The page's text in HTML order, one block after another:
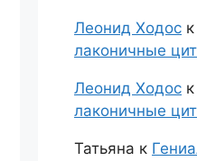
Леонид Ходос к
лаконичные
Леонид Ходос к
лаконичные
Татьяна к